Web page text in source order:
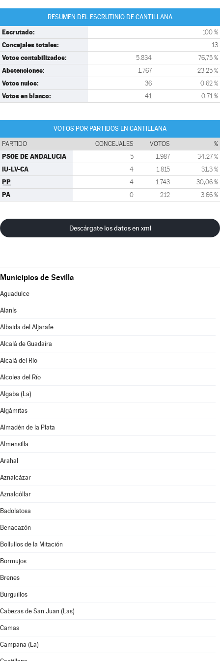
RESUMEN DEL ESCRUTINIO DE CANTILLANA
Escrutado: 100 %
Concejales totales: 13
Votos contabilizados: 5.834 76,75 %
Abstenciones: 1.767 23,25 %
Votos nulos: 36 0,62 %
Votos en blanco: 41 0,71 %
VOTOS POR PARTIDOS EN CANTILLANA
PARTIDO CONCEJALES VOTOS %
PSOE DE ANDALUCIA 5 1.987 34,27 %
IU-LV-CA 4 1.815 31,3 %
PP 4 1.743 30,06 %
PA 0 212 3,66 %
Descárgate los datos en xml
Municipios de Sevilla
Aguadulce
Alanís
Albaida del Aljarafe
Alcalá de Guadaíra
Alcalá del Río
Alcolea del Río
Algaba (La)
Algámitas
Almadén de la Plata
Almensilla
Arahal
Aznalcázar
Aznalcóllar
Badolatosa
Benacazón
Bollullos de la Mitación
Bormujos
Brenes
Burguillos
Cabezas de San Juan (Las)
Camas
Campana (La)